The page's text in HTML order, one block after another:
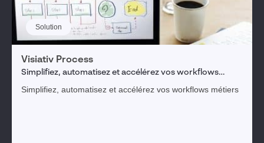
Solution
Visiativ Process
Simplifiez, automatisez et accélérez vos workflows
métiers
Simplifiez, automatisez et accélérez vos workflows métiers